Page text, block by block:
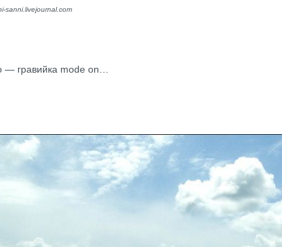
sanni.livejournal.com
— гравийка mode on…